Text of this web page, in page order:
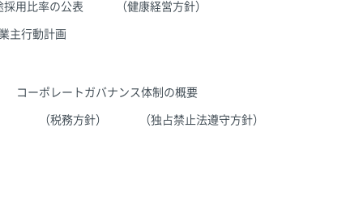
採用比率の公表 （健康経営方針）
主行動計画
コーポレートガバナンス体制の概要
（税務方針） （独占禁止法遵守方針）